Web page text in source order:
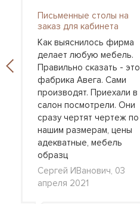
Письменные столы на
заказ для кабинета
Как выяснилось фирма
делает любую мебель.
Правильно сказать - это
фабрика Авега. Сами
производят. Приехали в
салон посмотрели. Они
сразу чертят чертеж по
нашим размерам, цены
адекватные, мебель
образц
Сергей ИВанович, 03
апреля 2021